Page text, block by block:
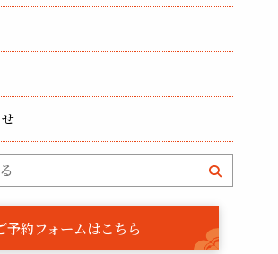
予約フォームはこちら